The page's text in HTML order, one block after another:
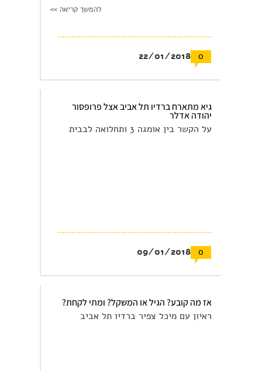
להמשך קריאה >>
0
22/01/2018
גיא מתארח ברדיו תל אביב אצל פרופסור
יהודה אדלר
על הקשר בין אומגה 3 ותחלואה לבבית
0
09/01/2018
אז מה קובע? הגיל או המשקל? ומתי לקחת?
ראיון עם מיכל צפיר ברדיו תל אביב